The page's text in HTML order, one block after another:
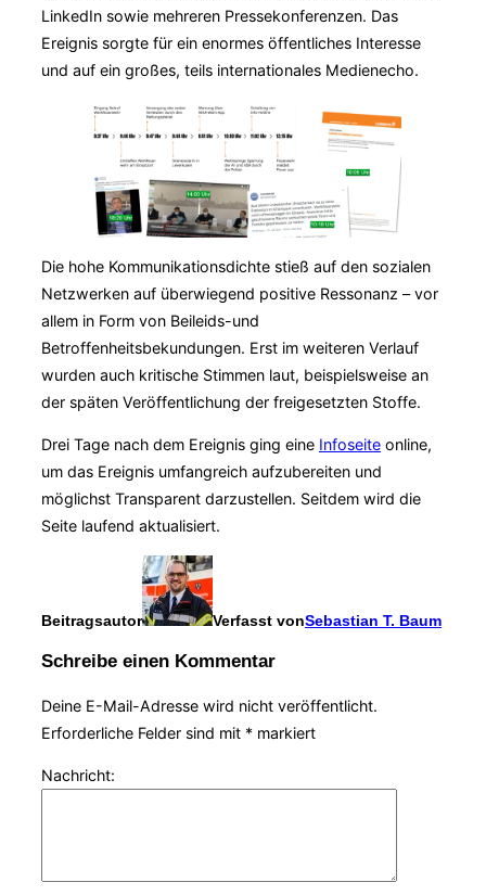
LinkedIn sowie mehreren Pressekonferenzen. Das
Ereignis sorgte für ein enormes öffentliches Interesse
und auf ein großes, teils internationales Medienecho.
Die hohe Kommunikationsdichte stieß auf den sozialen
Netzwerken auf überwiegend positive Ressonanz – vor
allem in Form von Beileids-und
Betroffenheitsbekundungen. Erst im weiteren Verlauf
wurden auch kritische Stimmen laut, beispielsweise an
der späten Veröffentlichung der freigesetzten Stoffe.
Drei Tage nach dem Ereignis ging eine Infoseite online,
um das Ereignis umfangreich aufzubereiten und
möglichst Transparent darzustellen. Seitdem wird die
Seite laufend aktualisiert.
Beitragsautor Verfasst vonSebastian T. Baum
Schreibe einen Kommentar
Deine E-Mail-Adresse wird nicht veröffentlicht.
Erforderliche Felder sind mit * markiert
Nachricht: